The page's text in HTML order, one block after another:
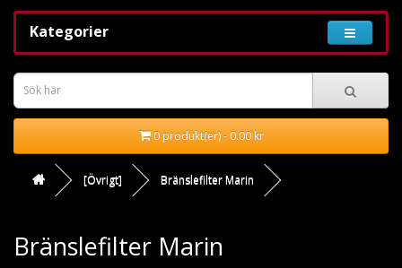
Kategorier
0 produkt(er) - 0.00 kr
[Övrigt] Bränslefilter Marin
Bränslefilter Marin